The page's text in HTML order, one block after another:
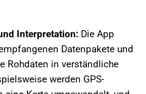
Interpretation:Die App
Datenpakete und
Rohdaten in verständliche
werden GPS-